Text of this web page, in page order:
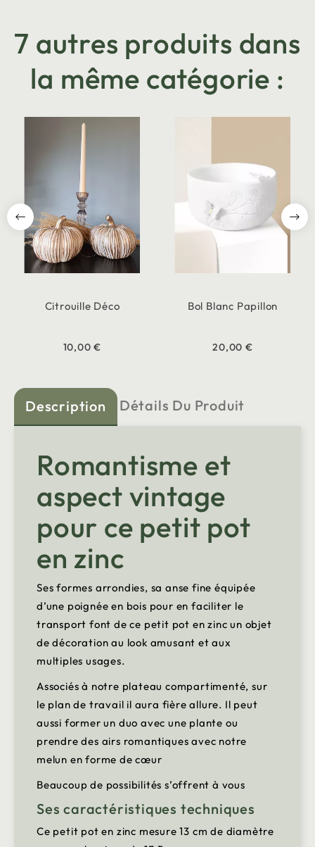
7 autres produits dans
la même catégorie :
Citrouille Déco
10,00 €
Bol Blanc Papillon
20,00 €
Description Détails Du Produit
Romantisme et
aspect vintage
pour ce petit pot
en zinc
Ses formes arrondies, sa anse fine équipée
d’une poignée en bois pour en faciliter le
transport font de ce petit pot en zinc un objet
de décoration au look amusant et aux
multiples usages.
Associés à notre plateau compartimenté, sur
le plan de travail il aura fière allure. Il peut
aussi former un duo avec une plante ou
prendre des airs romantiques avec notre
melun en forme de cœur
Beaucoup de possibilités s’offrent à vous
Ses caractéristiques techniques
Ce petit pot en zinc mesure 13 cm de diamètre